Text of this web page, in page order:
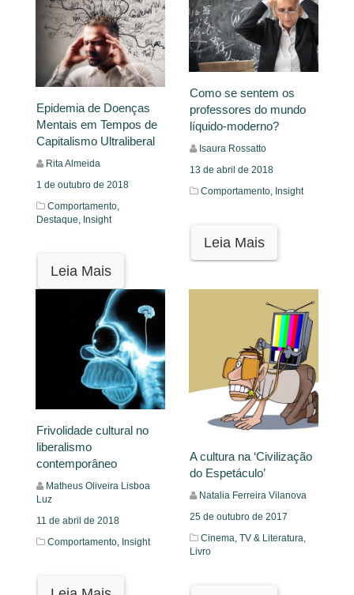
Epidemia de Doenças
Mentais em Tempos de
Capitalismo Ultraliberal
Rita Almeida
1 de outubro de 2018
Comportamento,
Destaque, Insight
Leia Mais
Como se sentem os
professores do mundo
líquido-moderno?
Isaura Rossatto
13 de abril de 2018
Comportamento, Insight
Leia Mais
Frivolidade cultural no
liberalismo
contemporâneo
Matheus Oliveira Lisboa
Luz
11 de abril de 2018
Comportamento, Insight
A cultura na ‘Civilização
do Espetáculo’
Natalia Ferreira Vilanova
25 de outubro de 2017
Cinema, TV & Literatura,
Livro